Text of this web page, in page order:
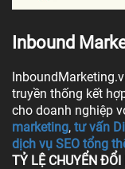
Inbound
truyền thống kết
cho doanh nghiệp
marketing, tư vấn
dịch vụ SEO tổng
TỶ LỆ CHUYỂN